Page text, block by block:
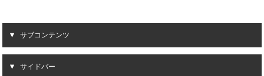
サブコンテンツ
サイドバー